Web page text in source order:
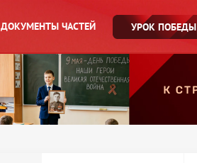
ДОКУМЕНТЫ ЧАСТЕЙ УРОК ПОБЕДЫ